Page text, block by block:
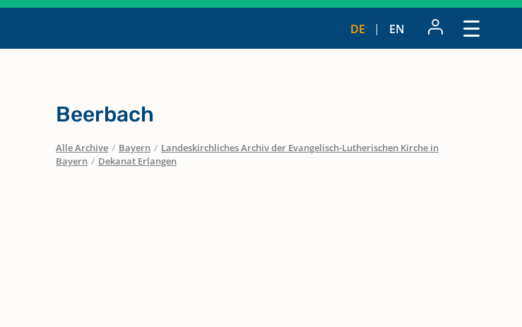
DE EN
Beerbach
Alle Archive / Bayern / Landeskirchliches Archiv der Evangelisch-Lutherischen Kirche in
Bayern / Dekanat Erlangen